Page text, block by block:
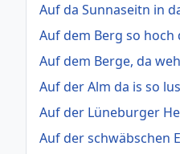
Auf da Sunnaseitn in
Auf dem Berg so hoch
Auf dem Berge, da
Auf der Alm da is so
Auf der Lüneburger
Auf der schwäbschen